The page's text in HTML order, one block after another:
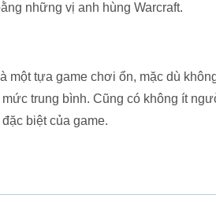
những vị anh hùng Warcraft.
là một tựa game chơi ổn, mặc dù
trung bình. Cũng có không ít
biệt của game.